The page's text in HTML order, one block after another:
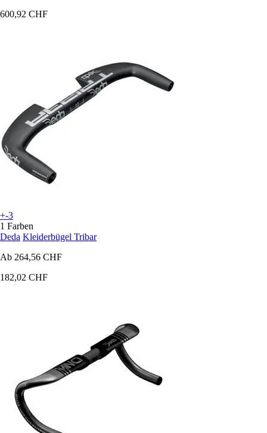
600,92 CHF
+-3
1 Farben
Deda Kleiderbügel Tribar
Ab 264,56 CHF
182,02 CHF